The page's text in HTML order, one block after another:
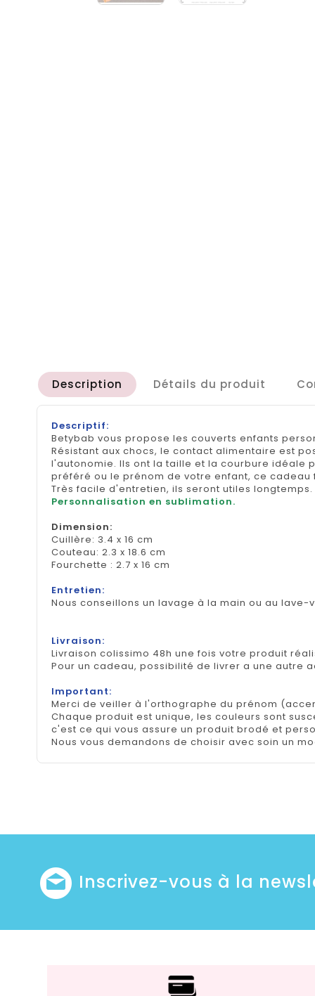
Description Détails du produit
Descriptif:
Betybab vous propose les couverts enfants
Résistant aux chocs, le contact alimentaire est
l'autonomie. Ils ont la taille et la courbure idéale
préféré ou le prénom de votre enfant, ce
Très facile d'entretien, ils seront utiles longtemps.
Personnalisation en sublimation.
Dimension:
Cuillère: 3.4 x 16 cm
Couteau: 2.3 x 18.6 cm
Fourchette : 2.7 x 16 cm
Entretien:
Nous conseillons un lavage à la main ou au
Livraison:
Livraison colissimo 48h une fois votre produit
Pour un cadeau, possibilité de livrer a une autre
Important:
Merci de veiller à l'orthographe du prénom
Chaque produit est unique, les couleurs sont
c'est ce qui vous assure un produit brodé et
Nous vous demandons de choisir avec soin un
Inscrivez-vous à la